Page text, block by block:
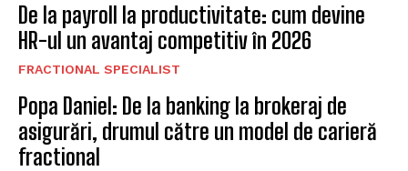
De la payroll la productivitate: cum devine
HR-ul un avantaj competitiv în 2026
FRACTIONAL SPECIALIST
Popa Daniel: De la banking la brokeraj de
asigurări, drumul către un model de carieră
fractional